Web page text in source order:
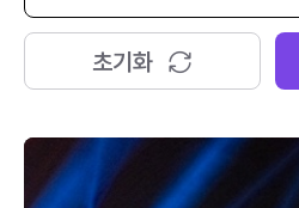
고
리
택
초기화